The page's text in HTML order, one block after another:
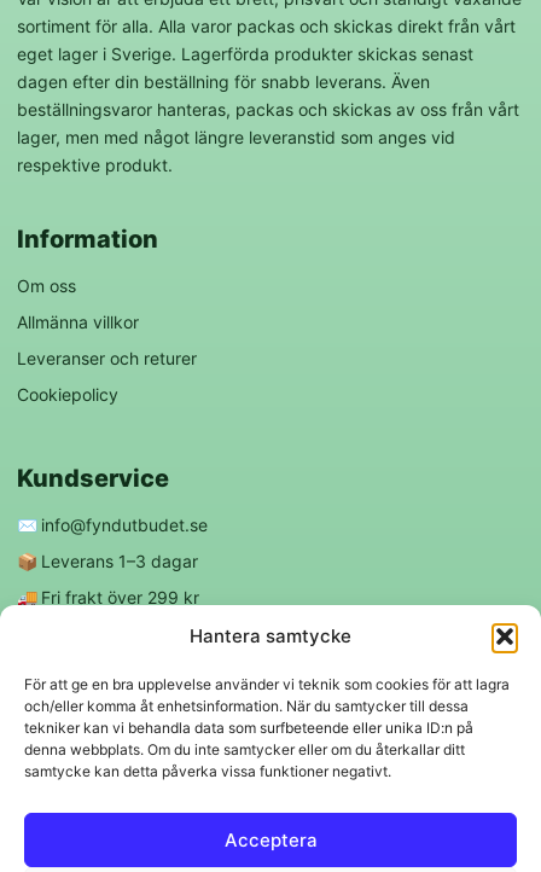
Hantera samtycke
För att ge en bra upplevelse använder vi teknik som cookies för att lagra
och/eller komma åt enhetsinformation. När du samtycker till dessa
tekniker kan vi behandla data som surfbeteende eller unika ID:n på
denna webbplats. Om du inte samtycker eller om du återkallar ditt
samtycke kan detta påverka vissa funktioner negativt.
Acceptera
sortiment för alla. Alla varor packas och skickas direkt från vårt
eget lager i Sverige. Lagerförda produkter skickas senast
dagen efter din beställning för snabb leverans. Även
beställningsvaror hanteras, packas och skickas av oss från vårt
lager, men med något längre leveranstid som anges vid
respektive produkt.
Information
Om oss
Allmänna villkor
Leveranser och returer
Cookiepolicy
Kundservice
✉️ info@fyndutbudet.se
📦 Leverans 1–3 dagar
🚚 Fri frakt över 299 kr
Följ oss
f ◎